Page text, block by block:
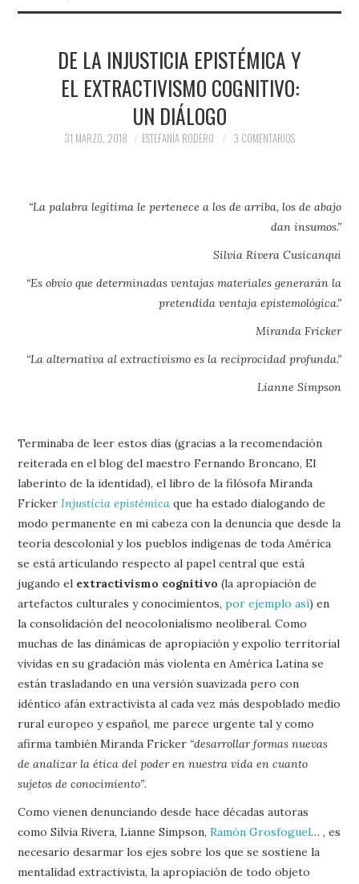
DE LA INJUSTICIA EPISTÉMICA Y
EL EXTRACTIVISMO COGNITIVO:
UN DIÁLOGO
31 MARZO, 2018 ESTEFANÍA RODERO 3 COMENTARIOS
“La palabra legítima le pertenece a los de arriba, los de abajo
dan insumos.”
Silvia Rivera Cusicanqui
“Es obvio que determinadas ventajas materiales generarán la
pretendida ventaja epistemológica.”
Miranda Fricker
“La alternativa al extractivismo es la reciprocidad profunda.”
Lianne Simpson
Terminaba de leer estos días (gracias a la recomendación
reiterada en el blog del maestro Fernando Broncano, El
laberinto de la identidad), el libro de la filósofa Miranda
FrickerInjusticia epistémica que ha estado dialogando de
modo permanente en mi cabeza con la denuncia que desde la
teoría descolonial y los pueblos indígenas de toda América
se está articulando respecto al papel central que está
jugando el extractivismo cognitivo (la apropiación de
artefactos culturales y conocimientos,por ejemplo así) en
la consolidación del neocolonialismo neoliberal. Como
muchas de las dinámicas de apropiación y expolio territorial
vividas en su gradación más violenta en América Latina se
están trasladando en una versión suavizada pero con
idéntico afán extractivista al cada vez más despoblado medio
rural europeo y español, me parece urgente tal y como
afirma también Miranda Fricker “desarrollar formas nuevas
de analizar la ética del poder en nuestra vida en cuanto
sujetos de conocimiento”.
Como vienen denunciando desde hace décadas autoras
como Silvia Rivera, Lianne Simpson,Ramón Grosfoguel… , es
necesario desarmar los ejes sobre los que se sostiene la
mentalidad extractivista, la apropiación de todo objeto